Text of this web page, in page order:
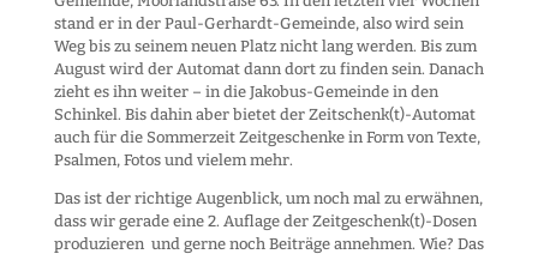
stand er in der Paul-Gerhardt-Gemeinde, also wird sein
Weg bis zu seinem neuen Platz nicht lang werden. Bis zum
August wird der Automat dann dort zu finden sein. Danach
zieht es ihn weiter – in die Jakobus-Gemeinde in den
Schinkel. Bis dahin aber bietet der Zeitschenk(t)-Automat
auch für die Sommerzeit Zeitgeschenke in Form von Texte,
Psalmen, Fotos und vielem mehr.
Das ist der richtige Augenblick, um noch mal zu erwähnen,
dass wir gerade eine 2. Auflage der Zeitgeschenk(t)-Dosen
produzieren und gerne noch Beiträge annehmen. Wie? Das